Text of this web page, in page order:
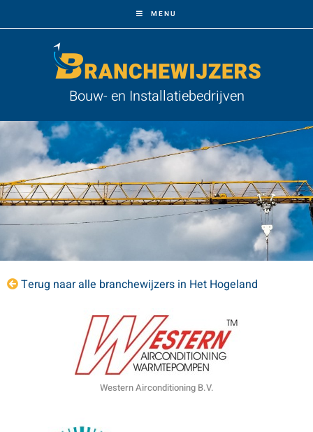
MENU
Bouw- en Installatiebedrijven
Terug naar alle branchewijzers in Het Hogeland
Western Airconditioning B.V.